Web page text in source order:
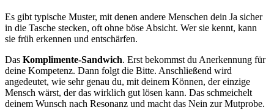
Es gibt typische Muster, mit denen andere Menschen dein Ja sicher
in die Tasche stecken, oft ohne böse Absicht. Wer sie kennt, kann
sie früh erkennen und entschärfen.
Das Komplimente-Sandwich. Erst bekommst du Anerkennung für
deine Kompetenz. Dann folgt die Bitte. Anschließend wird
angedeutet, wie sehr genau du, mit deinem Können, der einzige
Mensch wärst, der das wirklich gut lösen kann. Das schmeichelt
deinem Wunsch nach Resonanz und macht das Nein zur Mutprobe.